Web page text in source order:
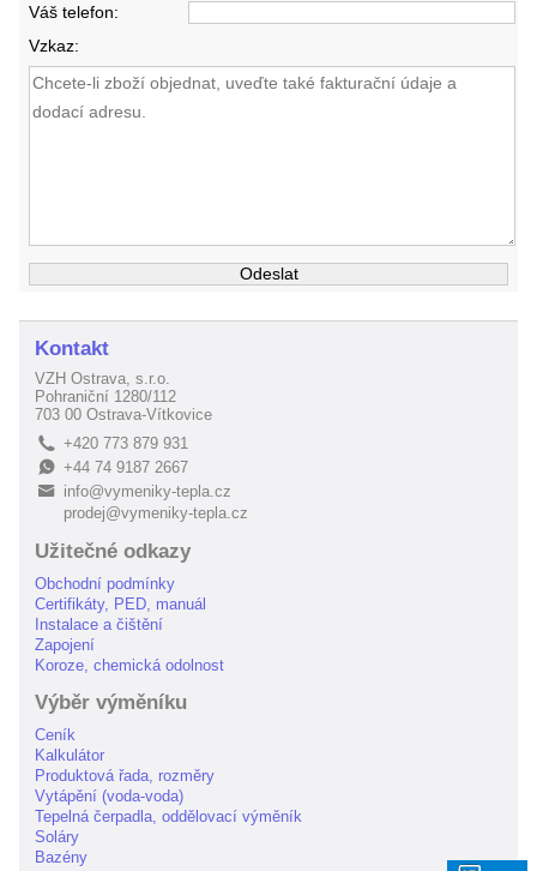
Váš telefon:
Vzkaz:
Kontakt
VZH Ostrava, s.r.o.
Pohraniční 1280/112
703 00 Ostrava-Vítkovice
L +420 773 879 931
E+44 74 9187 2667
B
info@vymeniky-tepla.cz
prodej@vymeniky-tepla.cz
Užitečné odkazy
Obchodní podmínky
Certifikáty, PED, manuál
Instalace a čištění
Zapojení
Koroze, chemická odolnost
Výběr výměníku
Ceník
Kalkulátor
Produktová řada, rozměry
Vytápění (voda-voda)
Tepelná čerpadla, oddělovací výměník
Soláry
Bazény